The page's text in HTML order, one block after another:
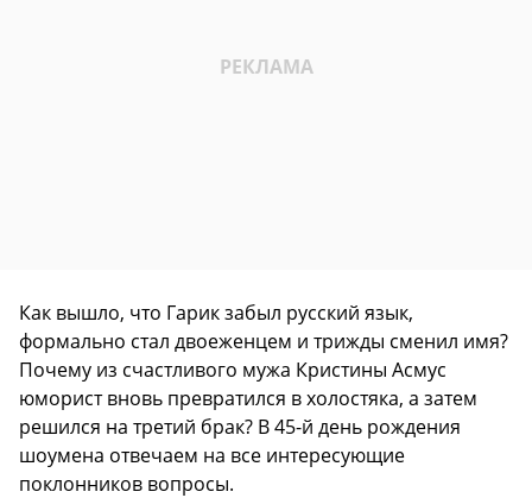
Как вышло, что Гарик забыл русский язык,
формально стал двоеженцем и трижды сменил имя?
Почему из счастливого мужа Кристины Асмус
юморист вновь превратился в холостяка, а затем
решился на третий брак? В 45-й день рождения
шоумена отвечаем на все интересующие
поклонников вопросы.